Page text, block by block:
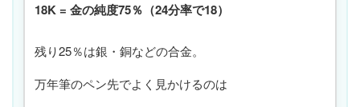
18K = 金の純度75％（24分率で18）
残り25％は銀・銅などの合金。
万年筆のペン先でよく見かけるのは